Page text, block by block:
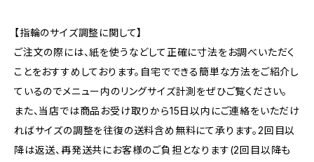
【指輪のサイズ調整に関して】
ご注文の際には、紙を使うなどして正確に寸法をお調べいただく
ことをおすすめしております。自宅でできる簡単な方法をご紹介し
ているのでメニュー内のリングサイズ計測をぜひご覧ください。
また、当店では商品お受け取りから15日以内にご連絡をいただけ
ればサイズの調整を往復の送料含め無料にて承ります。2回目以
降は返送、再発送共にお客様のご負担となります(2回目以降も